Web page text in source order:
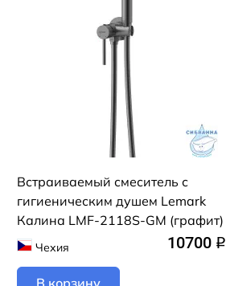
Встраиваемый смеситель с
гигиеническим душем Lemark
Калина LMF-2118S-GM (графит)
Чехия 10700 q
В корзину